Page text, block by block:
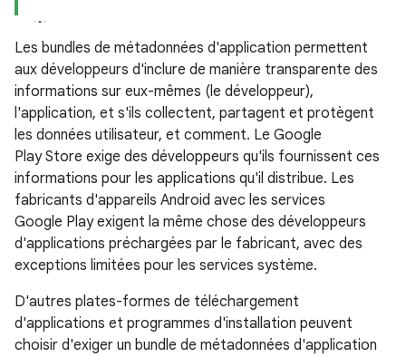
Les bundles de métadonnées d'application permettent
aux développeurs d'inclure de manière transparente des
informations sur eux-mêmes (le développeur),
l'application, et s'ils collectent, partagent et protègent
les données utilisateur, et comment. Le Google
Play Store exige des développeurs qu'ils fournissent ces
informations pour les applications qu'il distribue. Les
fabricants d'appareils Android avec les services
Google Play exigent la même chose des développeurs
d'applications préchargées par le fabricant, avec des
exceptions limitées pour les services système.
D'autres plates-formes de téléchargement
d'applications et programmes d'installation peuvent
choisir d'exiger un bundle de métadonnées d'application